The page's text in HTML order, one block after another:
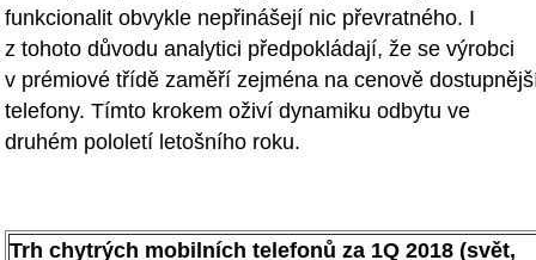
funkcionalit obvykle nepřinášejí nic převratného. I
z tohoto důvodu analytici předpokládají, že se výrobci
v prémiové třídě zaměří zejména na cenově
telefony. Tímto krokem oživí dynamiku odbytu ve
druhém pololetí letošního roku.
Trh chytrých mobilních telefonů za 1Q 2018 (svět,